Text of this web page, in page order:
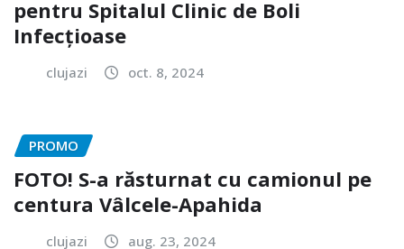
pentru Spitalul Clinic de Boli
Infecțioase
clujazi oct. 8, 2024
PROMO
FOTO! S-a răsturnat cu camionul pe
centura Vâlcele-Apahida
clujazi aug. 23, 2024